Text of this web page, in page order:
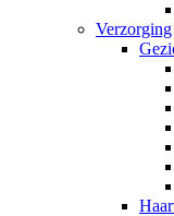
Verzorging